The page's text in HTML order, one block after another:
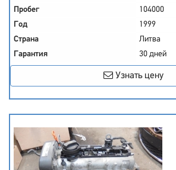
Пробег
104000
Год
1999
Страна
Литва
Гарантия
30 дней
Узнать цену